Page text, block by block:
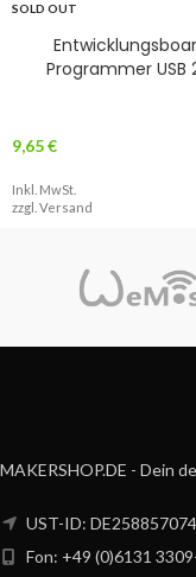
SOLD OUT
Programmer USB
9,65€
Inkl. MwSt.
zzgl. Versand
MAKERSHOP.DE - Dein
UST-ID: DE258857074
Fon: +49 (0)6131